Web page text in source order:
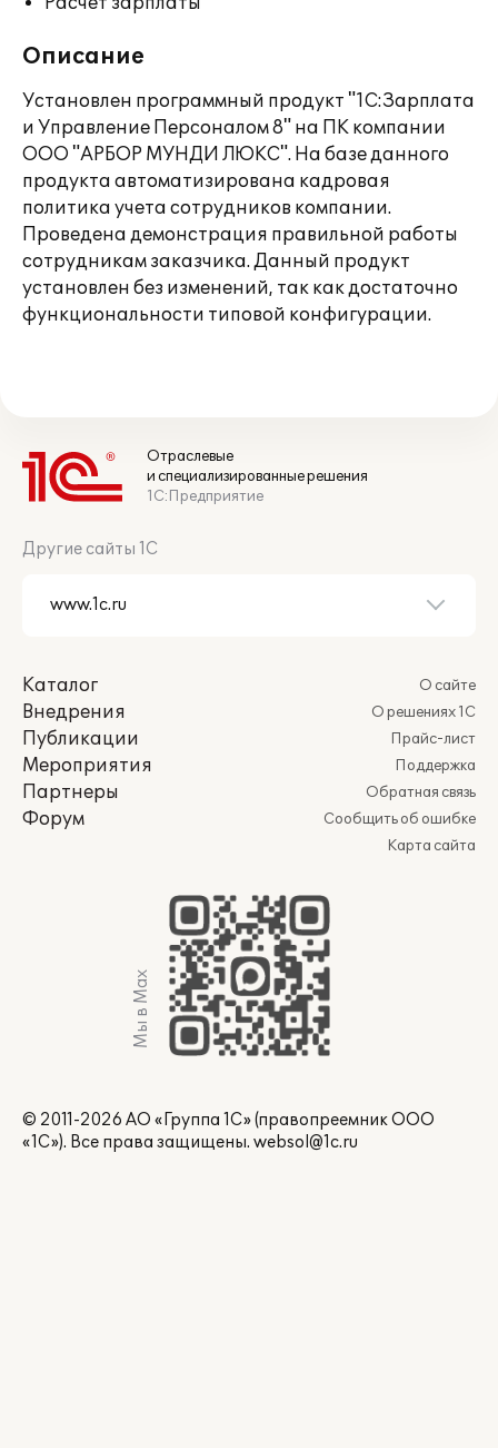
Описание
Установлен программный продукт "1С:Зарплата
и Управление Персоналом 8" на ПК компании
ООО "АРБОР МУНДИ ЛЮКС". На базе данного
продукта автоматизирована кадровая
политика учета сотрудников компании.
Проведена демонстрация правильной работы
сотрудникам заказчика. Данный продукт
установлен без изменений, так как достаточно
функциональности типовой конфигурации.
Отраслевые
и специализированные решения
1С:Предприятие
Другие сайты 1С
Каталог
Внедрения
Публикации
Мероприятия
Партнеры
Форум
О сайте
О решениях 1С
Прайс-лист
Поддержка
Обратная связь
Сообщить об ошибке
Карта сайта
Мы в Max
© 2011-2026 АО «Группа 1С» (правопреемник ООО
«1С»). Все права защищены. websol@1c.ru